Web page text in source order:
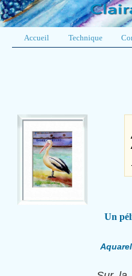
Accueil Technique
Un